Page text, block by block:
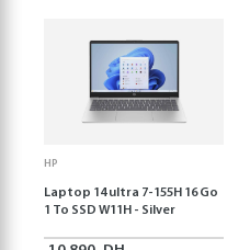
HP
Laptop 14 ultra 7-155H 16 Go
1 To SSD W11H - Silver